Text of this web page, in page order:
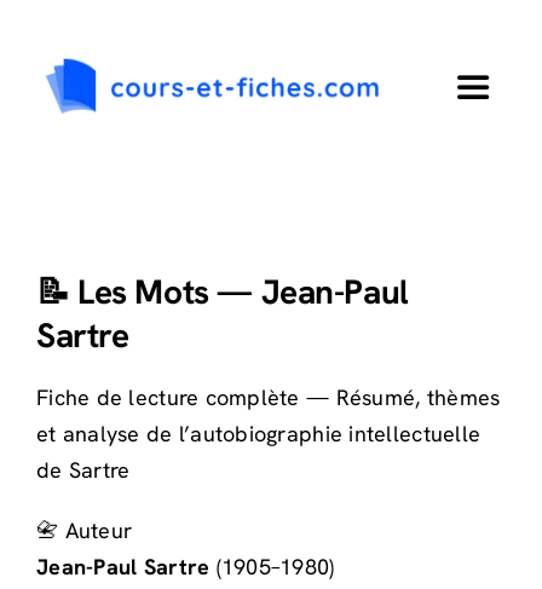
contenu
Toggle
Collège
📝 Les Mots — Jean-Paul
Sartre
Fiche de lecture complète — Résumé, thèmes
et analyse de l’autobiographie intellectuelle
de Sartre
📇 Auteur
Jean-Paul Sartre (1905–1980)